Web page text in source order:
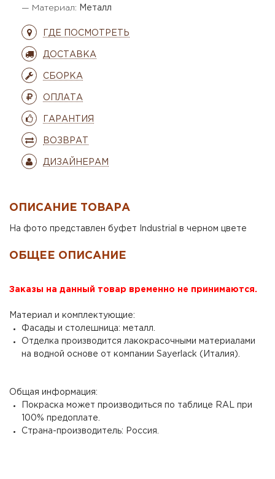
— Материал: Металл
ГДЕ ПОСМОТРЕТЬ
ДОСТАВКА
СБОРКА
ОПЛАТА
ГАРАНТИЯ
ВОЗВРАТ
ДИЗАЙНЕРАМ
ОПИСАНИЕ ТОВАРА
На фото представлен буфет Industrial в черном цвете
ОБЩЕЕ ОПИСАНИЕ
Заказы на данный товар временно не принимаются.
Материал и комплектующие:
Фасады и столешница: металл.
Отделка производится лакокрасочными материалами
на водной основе от компании Sayerlack (Италия).
Общая информация:
Покраска может производиться по таблице RAL при
100% предоплате.
Страна-производитель: Россия.